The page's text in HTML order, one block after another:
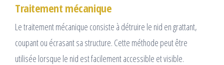
Traitement mécanique
Le traitement mécanique consiste à détruire le nid en grattant,
coupant ou écrasant sa structure. Cette méthode peut être
utilisée lorsque le nid est facilement accessible et visible.